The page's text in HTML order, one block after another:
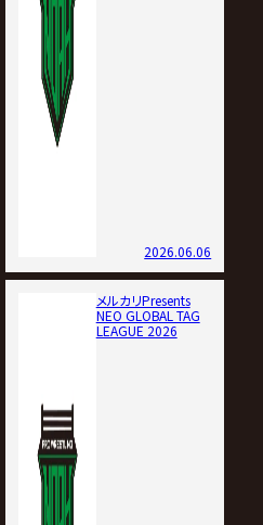
2026.06.06
メルカリPresents
NEO GLOBAL TAG
LEAGUE 2026